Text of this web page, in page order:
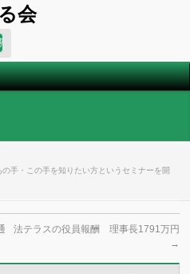
会
手・この手を知りたい方というセミナーを開
法テラスの役員報酬 理事長1791万円
→